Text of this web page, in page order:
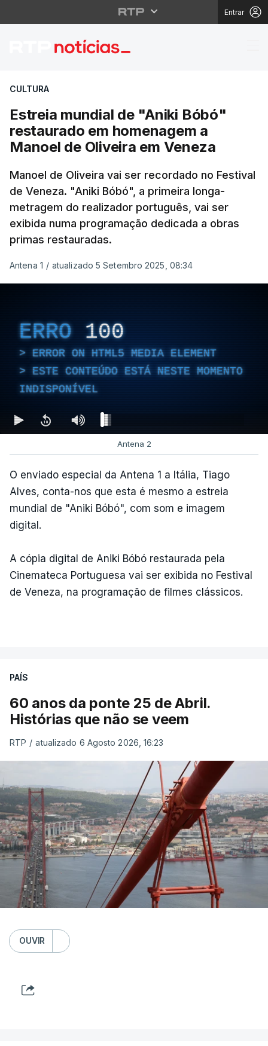
Entrar
Estreia mundial de
CULTURA
Estreia mundial de "Aniki Bóbó"
restaurado em homenagem a
Manoel de Oliveira em Veneza
Manoel de Oliveira vai ser recordado no Festival
de Veneza. "Aniki Bóbó", a primeira longa-
metragem do realizador português, vai ser
exibida numa programação dedicada a obras
primas restauradas.
Antena 1 / atualizado 5 Setembro 2025, 08:34
ERRO 100
ERROR ON HTML5 MEDIA ELEMENT
ESTE CONTEÚDO ESTÁ NESTE MOMENTO
INDISPONÍVEL
Antena 2
O enviado especial da Antena 1 a Itália, Tiago
Alves, conta-nos que esta é mesmo a estreia
mundial de "Aniki Bóbó", com som e imagem
digital.
A cópia digital de Aniki Bóbó restaurada pela
Cinemateca Portuguesa vai ser exibida no Festival
de Veneza, na programação de filmes clássicos.
PAÍS
60 anos da ponte 25 de Abril.
Histórias que não se veem
RTP / atualizado 6 Agosto 2026, 16:23
OUVIR